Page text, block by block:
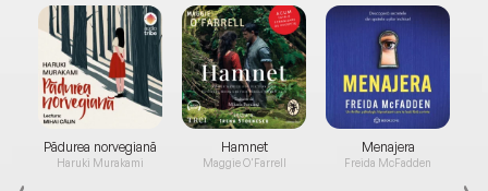
Pădurea norvegiană
Haruki Murakami
Hamnet
Maggie O'Farrell
Menajera
Freida McFadden